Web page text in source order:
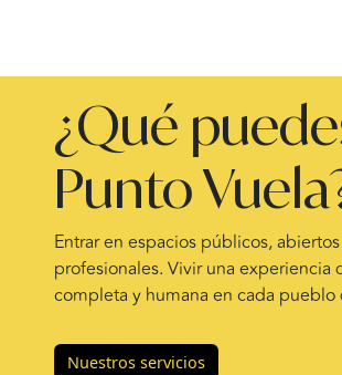
¿Qué
Punto
Entrar en espacios públicos,
profesionales. Vivir una
completa y humana en cada pueblo
Nuestros servicios